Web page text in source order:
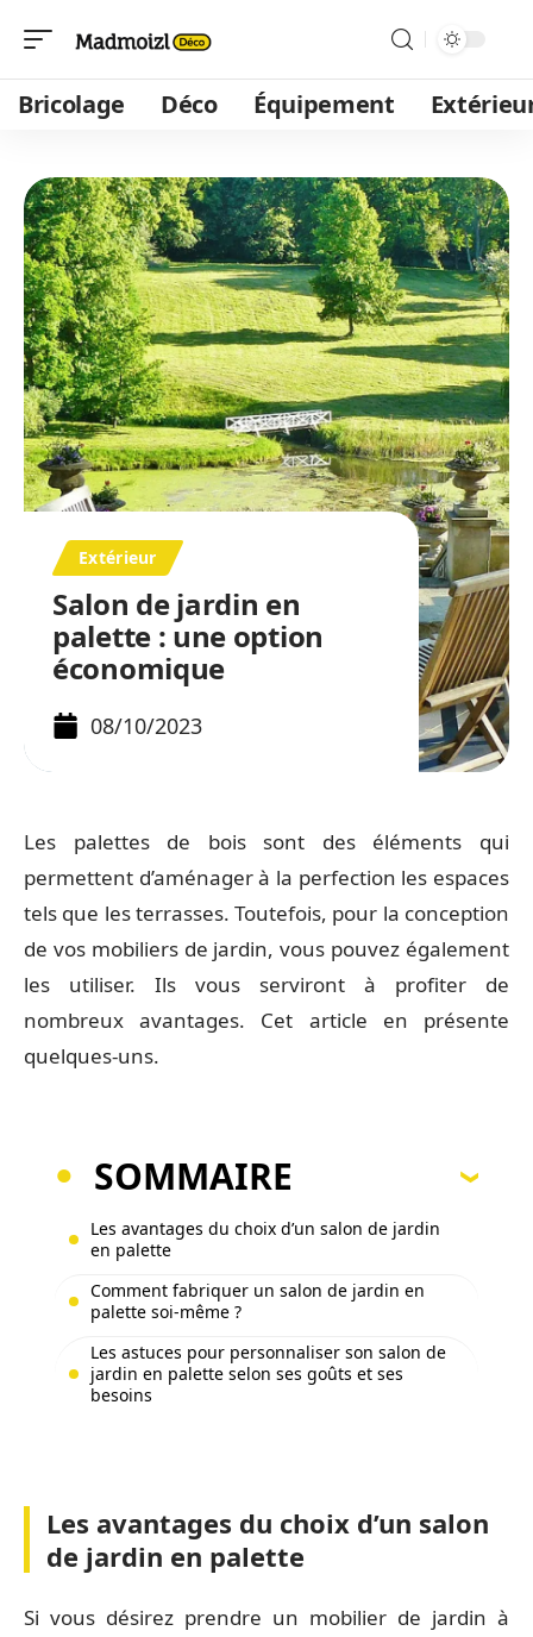
Bricolage Déco Équipement
Extérieur
Salon de jardin en
palette : une option
économique
08/10/2023
Les palettes de bois sont des éléments qui
permettent d’aménager à la perfection les espaces
tels que les terrasses. Toutefois, pour la conception
de vos mobiliers de jardin, vous pouvez également
les utiliser. Ils vous serviront à profiter de
nombreux avantages. Cet article en présente
quelques-uns.
SOMMAIRE
Les avantages du choix d’un salon de jardin
en palette
Comment fabriquer un salon de jardin en
palette soi-même ?
Les astuces pour personnaliser son salon de
jardin en palette selon ses goûts et ses
besoins
Les avantages du choix d’un salon
de jardin en palette
Si vous désirez prendre un mobilier de jardin à